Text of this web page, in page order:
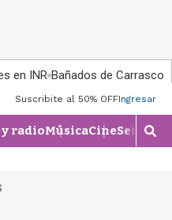
en INR Bañados de Carrasco
Suscribite al 50% OFFIngresar
y radioMúsicaCineSeries
M
o